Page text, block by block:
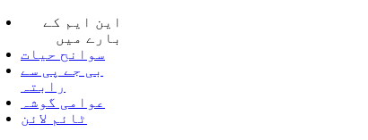
این ایم کے
بارے میں
سوانح حیات
بی جے پی سے
رابتہ
عوامی گوشہ
ٹائم لائن